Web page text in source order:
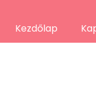
Kezdőlap